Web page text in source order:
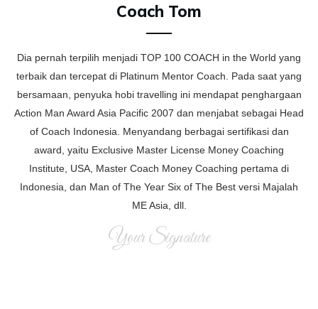
Coach Tom
Dia pernah terpilih menjadi TOP 100 COACH in the World yang
terbaik dan tercepat di Platinum Mentor Coach. Pada saat yang
bersamaan, penyuka hobi travelling ini mendapat penghargaan
Action Man Award Asia Pacific 2007 dan menjabat sebagai Head
of Coach Indonesia. Menyandang berbagai sertifikasi dan
award, yaitu Exclusive Master License Money Coaching
Institute, USA, Master Coach Money Coaching pertama di
Indonesia, dan Man of The Year Six of The Best versi Majalah
ME Asia, dll.
Your Signature